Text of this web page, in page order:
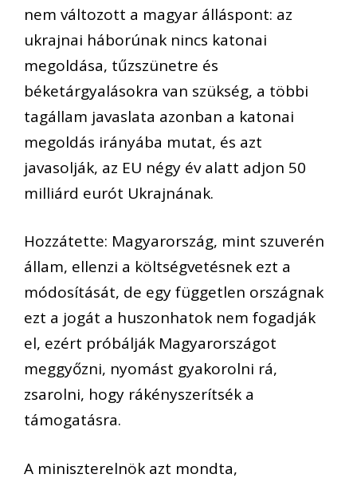
nem változott a magyar álláspont: az
ukrajnai háborúnak nincs katonai
megoldása, tűzszünetre és
béketárgyalásokra van szükség, a többi
tagállam javaslata azonban a katonai
megoldás irányába mutat, és azt
javasolják, az EU négy év alatt adjon 50
milliárd eurót Ukrajnának.
Hozzátette: Magyarország, mint szuverén
állam, ellenzi a költségvetésnek ezt a
módosítását, de egy független országnak
ezt a jogát a huszonhatok nem fogadják
el, ezért próbálják Magyarországot
meggyőzni, nyomást gyakorolni rá,
zsarolni, hogy rákényszerítsék a
támogatásra.
A miniszterelnök azt mondta,